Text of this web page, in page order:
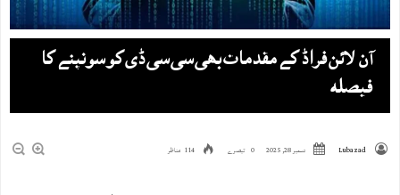
آن لائن فراڈ کے مقدمات بھی سی سی ڈی کو سونپنے کا
فیصلہ
Lubazad دسمبر 28, 2025 0 تبصرے 114 مناظر